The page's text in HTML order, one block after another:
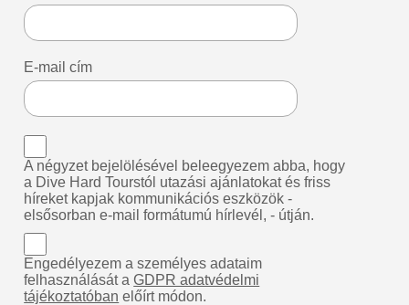
E-mail cím
A négyzet bejelölésével beleegyezem abba, hogy
a Dive Hard Tourstól utazási ajánlatokat és friss
híreket kapjak kommunikációs eszközök -
elsősorban e-mail formátumú hírlevél, - útján.
Engedélyezem a személyes adataim
felhasználását aGDPR adatvédelmi
tájékoztatóban előírt módon.